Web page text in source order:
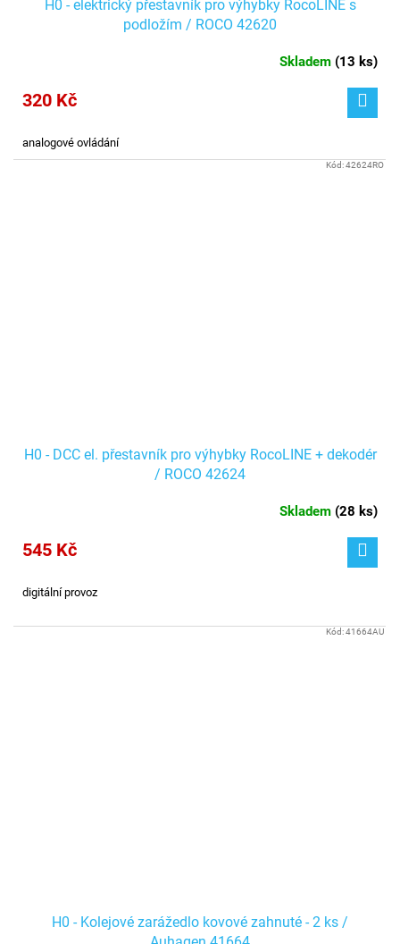
H0 - elektrický přestavník pro výhybky RocoLINE s
podložím / ROCO 42620
Skladem (13 ks)
320 Kč
analogové ovládání
H0 - DCC el. přestavník pro výhybky RocoLINE + dekodér
/ ROCO 42624
Skladem (28 ks)
545 Kč
digitální provoz
Kód:42624RO
H0 - Kolejové zarážedlo kovové zahnuté - 2 ks /
Kód:41664AU